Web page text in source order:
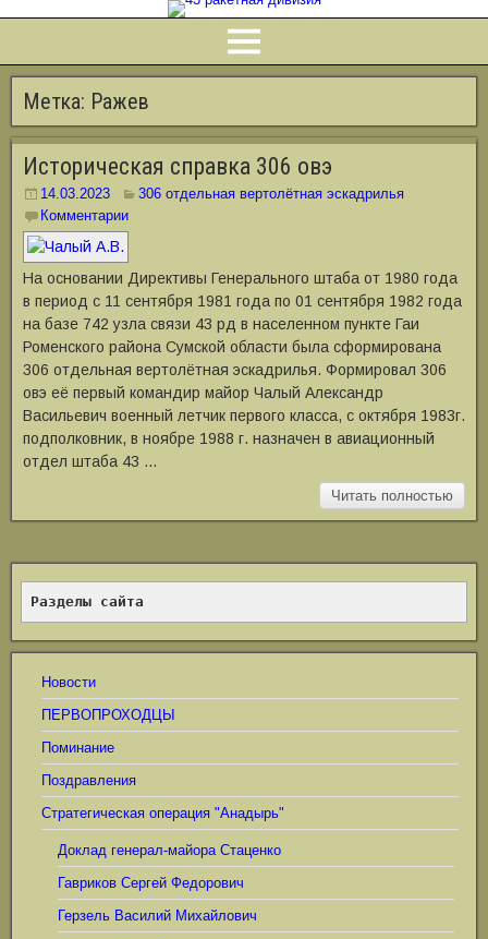
Метка: Ражев
Историческая справка 306 овэ
14.03.2023
306 отдельная вертолётная эскадрилья
Комментарии
На основании Директивы Генерального штаба от 1980 года
в период с 11 сентября 1981 года по 01 сентября 1982 года
на базе 742 узла связи 43 рд в населенном пункте Гаи
Роменского района Сумской области была сформирована
306 отдельная вертолётная эскадрилья. Формировал 306
овэ её первый командир майор Чалый Александр
Васильевич военный летчик первого класса, с октября 1983г.
подполковник, в ноябре 1988 г. назначен в авиационный
отдел штаба 43 …
Читать полностью
Разделы сайта
Новости
ПЕРВОПРОХОДЦЫ
Поминание
Поздравления
Стратегическая операция "Анадырь"
Доклад генерал-майора Стаценко
Гавриков Сергей Федорович
Герзель Василий Михайлович